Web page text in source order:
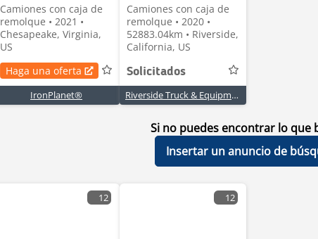
Camiones con caja de
remolque • 2021 •
Chesapeake, Virginia,
US
Haga una oferta
IronPlanet®
Camiones con caja de
remolque • 2020 •
52883.04km • Riverside,
California, US
Solicitados
Riverside Truck & Equipment Inc.
Si no puedes encontrar lo que
Insertar un anuncio de
12 12